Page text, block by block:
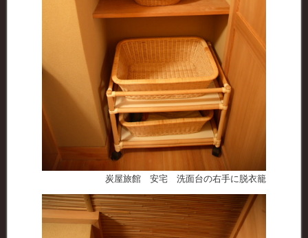
炭屋旅館 安宅 洗面台の右手に脱衣籠